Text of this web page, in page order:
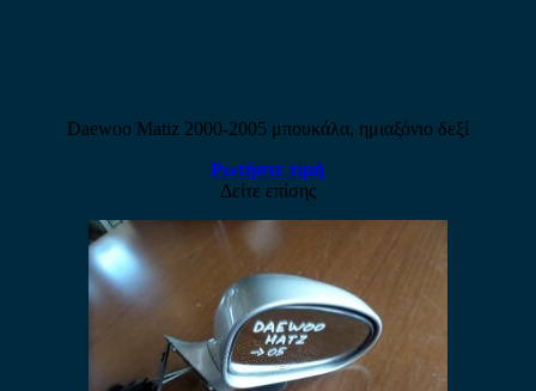
Daewoo Matiz 2000-2005 μπουκάλα, ημιαξόνιο δεξί
Ρωτήστε τιμή
Δείτε επίσης